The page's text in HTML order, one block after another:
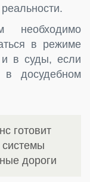
необходимо
в режиме
в суды, если
досудебном
готовит
дороги